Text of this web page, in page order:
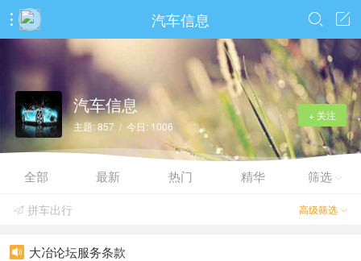
 汽车信息 

+ 关注
汽车信息
主题: 857 / 今日: 1006
全部 最新 热门 精华 筛选 
高级筛选 
 拼车出行
 大冶论坛服务条款